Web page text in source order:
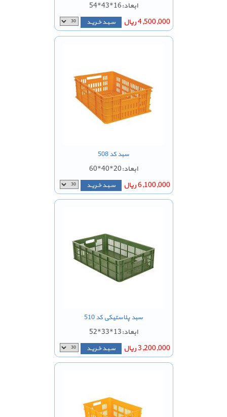
ابعاد:16*43*54
4,500,000 ریال
سـبـد خـریـد
سبد کد 508
ابعاد:20*40*60
6,100,000 ریال
سـبـد خـریـد
سبد پلاستیکی کد 510
ابعاد:13*33*52
3,200,000 ریال
سـبـد خـریـد